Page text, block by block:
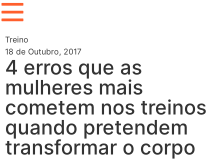
Treino
18 de Outubro, 2017
4 erros que as
mulheres mais
cometem nos treinos
quando pretendem
transformar o corpo